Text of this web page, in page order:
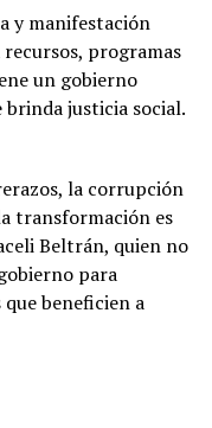
y manifestación
programas
un gobierno
justicia social.
la corrupción
transformación es
Beltrán, quien no
para
beneficien a